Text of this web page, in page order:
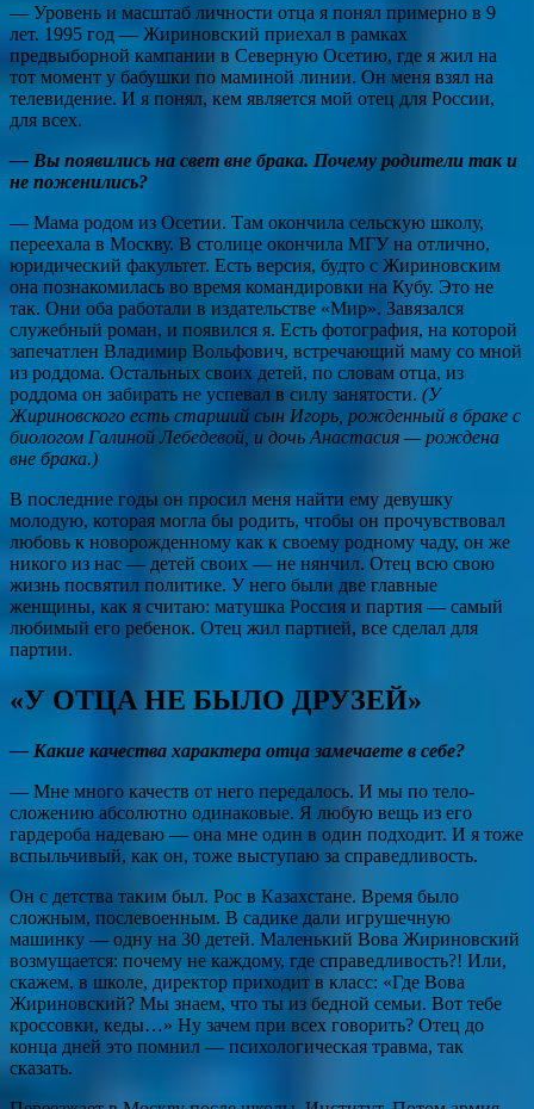
— Уровень и масштаб личности отца я понял примерно в 9
лет. 1995 год — Жириновский приехал в рамках
предвыборной кампании в Северную Осетию, где я жил на
тот момент у бабушки по маминой линии. Он меня взял на
телевидение. И я понял, кем является мой отец для России,
для всех.
— Вы появились на свет вне брака. Почему родители так и
не поженились?
— Мама родом из Осетии. Там окончила сельскую школу,
переехала в Москву. В столице окончила МГУ на отлично,
юридический факультет. Есть версия, будто с Жириновским
она познакомилась во время командировки на Кубу. Это не
так. Они оба работали в издательстве «Мир». Завязался
служебный роман, и появился я. Есть фотография, на которой
запечатлен Владимир Вольфович, встречающий маму со мной
из роддома. Остальных своих детей, по словам отца, из
роддома он забирать не успевал в силу занятости. (У
Жириновского есть старший сын Игорь, рожденный в браке с
биологом Галиной Лебедевой, и дочь Анастасия — рождена
вне брака.)
В последние годы он просил меня найти ему девушку
молодую, которая могла бы родить, чтобы он прочувствовал
любовь к новорожденному как к своему родному чаду, он же
никого из нас — детей своих — не нянчил. Отец всю свою
жизнь посвятил политике. У него были две главные
женщины, как я считаю: матушка Россия и партия — самый
любимый его ребенок. Отец жил партией, все сделал для
партии.
«У ОТЦА НЕ БЫЛО ДРУЗЕЙ»
— Какие качества характера отца замечаете в себе?
— Мне много качеств от него передалось. И мы по тело­
сложению абсолютно одинаковые. Я любую вещь из его
гардероба надеваю — она мне один в один подходит. И я тоже
вспыльчивый, как он, тоже выступаю за справедливость.
Он с детства таким был. Рос в Казахстане. Время было
сложным, послевоенным. В садике дали игрушечную
машинку — одну на 30 детей. Маленький Вова Жириновский
возмущается: почему не каждому, где справедливость?! Или,
скажем, в школе, директор приходит в класс: «Где Вова
Жириновский? Мы знаем, что ты из бедной семьи. Вот тебе
кроссовки, кеды…» Ну зачем при всех говорить? Отец до
конца дней это помнил — психологическая травма, так
сказать.